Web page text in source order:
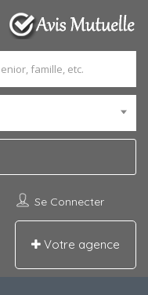
Se Connecter
Votre agence